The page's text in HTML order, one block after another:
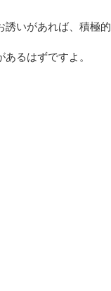
いがあれば、積極
るはずですよ。